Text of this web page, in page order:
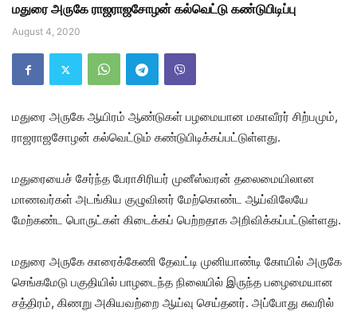
மதுரை அருகே ராஜராஜசோழன் கல்வெட்டு கண்டுபிடிப்பு
August 4, 2020
மதுரை அருகே ஆயிரம் ஆண்டுகள் பழமையான மகாவீரர் சிற்பமும்,
ராஜராஜசோழன் கல்வெட்டும் கண்டுபிடிக்கப்பட்டுள்ளது.
மதுரையைச் சேர்ந்த பேராசிரியர் முனீஸ்வரன் தலைமையிலான
மாணவர்கள் அடங்கிய குழுவினர் மேற்கொண்ட ஆய்விலேயே
மேற்கண்ட பொருட்கள் கிடைக்கப் பெற்றதாக அறிவிக்கப்பட்டுள்ளது.
மதுரை அருகே காரைக்கேணி தேவட்டி முனியாண்டி கோயில் அருகே
செங்கமேடு பகுதியில் பாழடைந்த நிலையில் இருந்த பழைமையான
சத்திரம், கிணறு அகியவற்றை ஆய்வு செய்தனர். அப்போது சுவரில்